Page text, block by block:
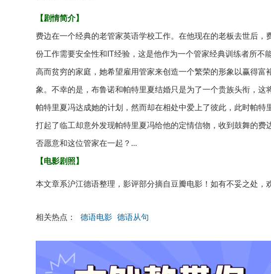
【剧情简介】
费边在一个经典的老管家英语学校工作。在他现在的老板去世后
份工作需要安全性和IT经验，这是他作为一个管家经典训练者所不
高而贫穷的家庭，她希望雇用管家来创造一个繁荣的形象以赢得
象。不幸的是，布鲁诺和帕特里夏结婚只是为了一个贵族头衔，
帕特里夏冯达成她的计划，然而却在相处中爱上了彼此，此时帕特
打起了临工却意外发现帕特里夏冯给他的定情信物，收到鼓舞的
否愿意和这位管家在一起？...
【电影剧照】
本文章系沪江德语整理，影评部分摘自豆瓣电影！如有不妥之处，
相关热点： 德语电影 德语从句